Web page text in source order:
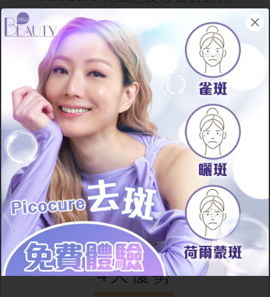
Step 1
PicoCure 美國超
皮秒去斑療程完美
結合皮秒及納秒兩
種激光。療程會先
以納秒激光把深淺
層的色斑打成顆粒
狀，再以皮秒激光
把變細的黑色素進
一步打成粉塵狀，
完美去除深淺大小
色斑！
Step 2
除了雙重激光技術
外，療程更備有4
波長(532nm、
585nm、650nm、
1064nm)，可全方
位覆蓋不同類型色
斑，一網打盡所有
深淺層色斑。
Step 3
已成粉塵狀的黑色
素會經新陳代謝系
統吸收後自然排
走，令深淺層色斑
徹底被清除，完美
去斑不留痕，同時
可預防新斑形成，
提亮肌膚、讓皮膚
維持在白滑無瑕的
狀態！
4大優勢